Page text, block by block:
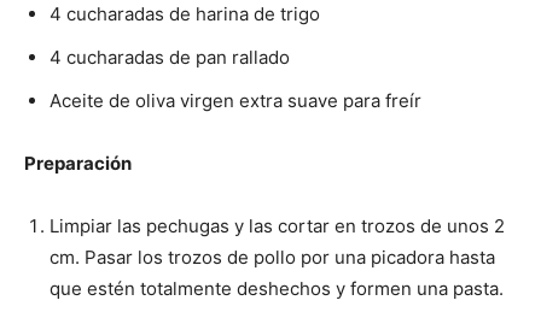
4 cucharadas de harina de trigo
4 cucharadas de pan rallado
Aceite de oliva virgen extra suave para freír
Preparación
Limpiar las pechugas y las cortar en trozos de unos 2
cm. Pasar los trozos de pollo por una picadora hasta
que estén totalmente deshechos y formen una pasta.